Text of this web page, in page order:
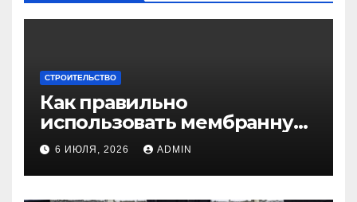
СТРОИТЕЛЬСТВО
Как правильно
использовать мембранную
плёнку для
гидроизоляции крыши
дома
6 ИЮЛЯ, 2026 ADMIN